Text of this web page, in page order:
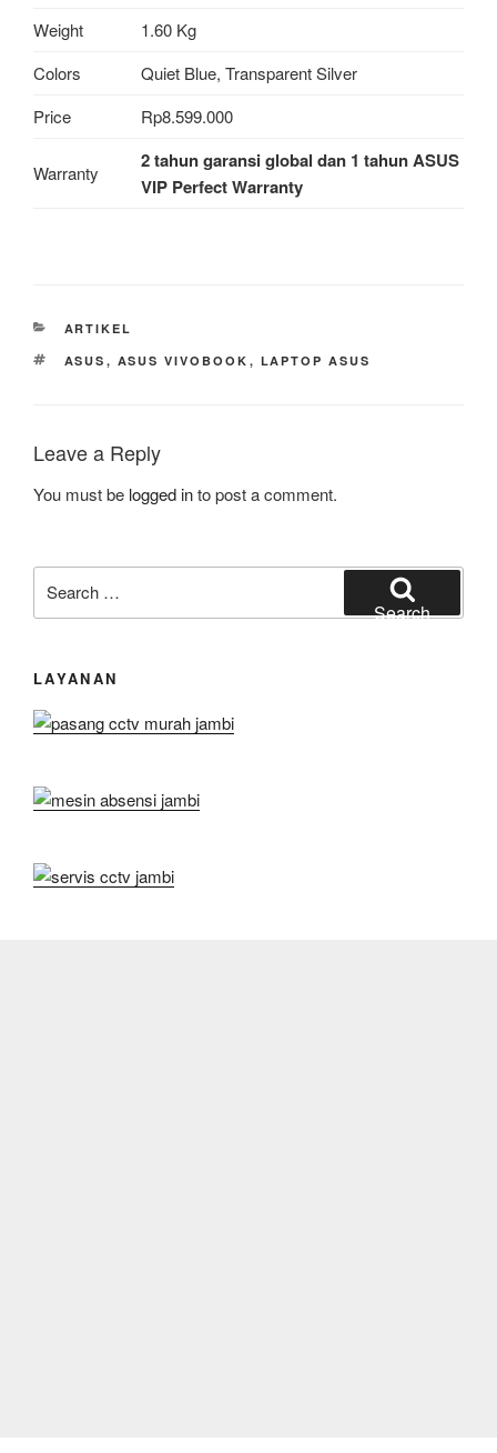
Weight
1.60 Kg
Colors
Quiet Blue, Transparent Silver
Price
Rp8.599.000
Warranty
2 tahun garansi global dan 1 tahun ASUS
VIP Perfect Warranty
CATEGORIES
ARTIKEL
TAGS
ASUS , ASUS VIVOBOOK , LAPTOP ASUS
Leave a Reply
You must be logged into post a comment.
for:
Search
LAYANAN